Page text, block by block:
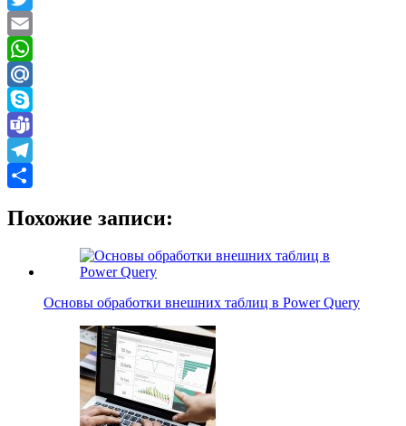
Twitter
Email
WhatsApp
Mail.Ru
Skype
Teams
Telegram
Похожие записи:
Основы обработки внешних таблиц в Power Query